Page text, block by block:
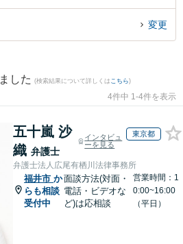
相談無料で医療事故の示談交渉を法律相談で
したい』などでお困りの相談者さんにおすす
変更
した (検索結果について詳しくは こちら)
4件中 1-4件を表示
五十嵐 沙
織 弁護士
インタビュ
ーを見る
東京都
弁護士法人広尾有栖川法律事務所
福井市 か
らも相談
受付中
面談方法(対面・
電話・ビデオな
ど)は応相談
営業時間：1
0:00~16:00
（平日）